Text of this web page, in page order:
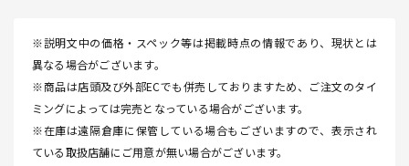
※説明文中の価格・スペック等は掲載時点の情報であり、現状とは
異なる場合がございます。
※商品は店頭及び外部ECでも併売しておりますため、ご注文のタイ
ミングによっては完売となっている場合がございます。
※在庫は遠隔倉庫に保管している場合もございますので、表示され
ている取扱店舗にご用意が無い場合がございます。